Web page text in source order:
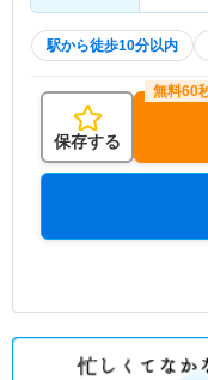
駅から徒歩10分以内
保存する